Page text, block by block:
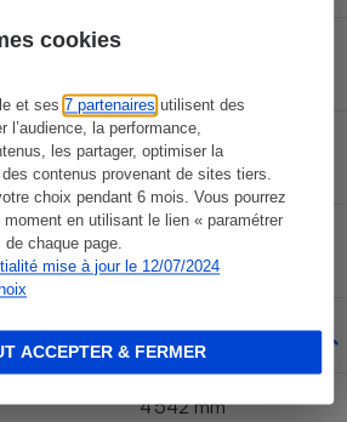
cookies
et ses7 partenaires utilisent des
l’audience, la performance,
les partager, optimiser la
contenus provenant de sites tiers.
choix pendant 6 mois. Vous pourrez
moment en utilisant le lien « paramétrer
de chaque page.
mise à jour le 12/07/2024
ACCEPTER & FERMER
h (cycle
h (cycle
4 542 mm